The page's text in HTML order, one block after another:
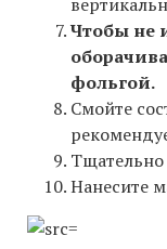
Чтобы не
фольгой.
Смойте
Нанесите